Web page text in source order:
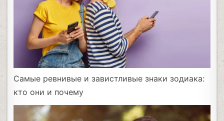
Самые ревнивые и завистливые знаки зодиака:
кто они и почему